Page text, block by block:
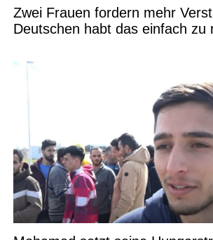
Zwei Frauen fordern mehr
Deutschen habt das einfach zu